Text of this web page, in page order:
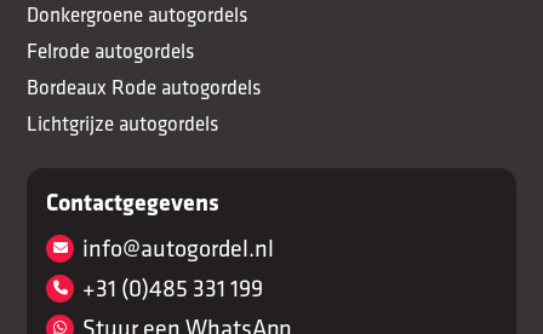
Donkergroene autogordels
Felrode autogordels
Bordeaux Rode autogordels
Lichtgrijze autogordels
Contactgegevens
info@autogordel.nl
+31 (0)485 331 199
Stuur een WhatsApp